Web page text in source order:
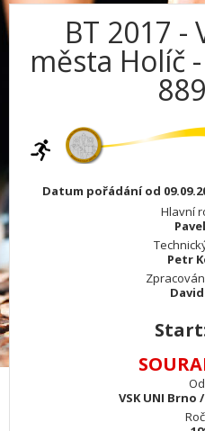
BT 2017 -
města Holíč
Datum pořádání od
Hlavní
Petr
VSK UNI Brno